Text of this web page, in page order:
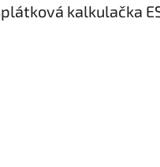
kalkulačka